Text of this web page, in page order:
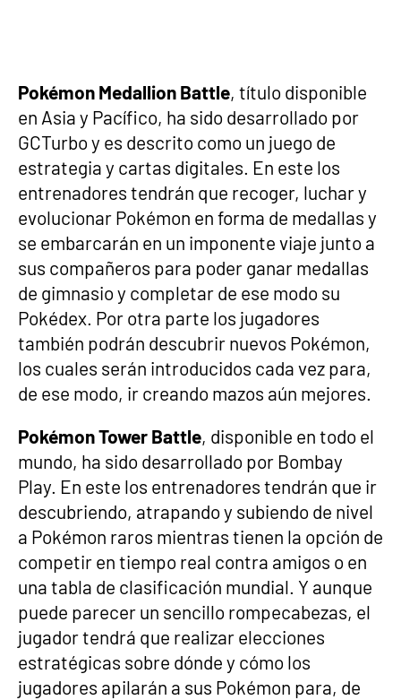
Pokémon Medallion Battle, título disponible
en Asia y Pacífico, ha sido desarrollado por
GCTurbo y es descrito como un juego de
estrategia y cartas digitales. En este los
entrenadores tendrán que recoger, luchar y
evolucionar Pokémon en forma de medallas y
se embarcarán en un imponente viaje junto a
sus compañeros para poder ganar medallas
de gimnasio y completar de ese modo su
Pokédex. Por otra parte los jugadores
también podrán descubrir nuevos Pokémon,
los cuales serán introducidos cada vez para,
de ese modo, ir creando mazos aún mejores.
Pokémon Tower Battle, disponible en todo el
mundo, ha sido desarrollado por Bombay
Play. En este los entrenadores tendrán que ir
descubriendo, atrapando y subiendo de nivel
a Pokémon raros mientras tienen la opción de
competir en tiempo real contra amigos o en
una tabla de clasificación mundial. Y aunque
puede parecer un sencillo rompecabezas, el
jugador tendrá que realizar elecciones
estratégicas sobre dónde y cómo los
jugadores apilarán a sus Pokémon para, de